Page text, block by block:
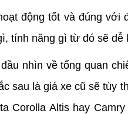
động tốt và đúng với
tính năng gì từ đó sẽ dễ
nhìn về tổng quan
sau là giá xe cũ sẽ tùy
Corolla Altis hay